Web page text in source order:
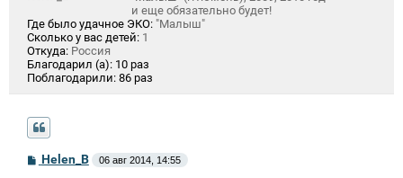
и еще обязательно будет!
Где было удачное ЭКО: "Малыш"
Сколько у вас детей: 1
Откуда: Россия
Благодарил (а): 10 раз
Поблагодарили: 86 раз
СHelen_B 06 авг 2014, 14:55